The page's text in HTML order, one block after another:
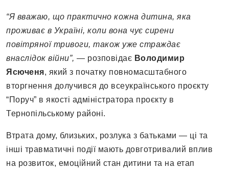
“Я вважаю, що практично кожна дитина, яка
проживає в Україні, коли вона чує сирени
повітряної тривоги, також уже страждає
внаслідок війни”, — розповідає Володимир
Ясюченя, який з початку повномасштабного
вторгнення долучився до всеукраїнського проєкту
“Поруч” в якості адміністратора проєкту в
Тернопільському районі.
Втрата дому, близьких, розлука з батьками — ці та
інші травматичні події мають довготривалий вплив
на розвиток, емоційний стан дитини та на етап